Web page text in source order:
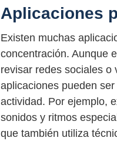
Aplicaciones
Existen muchas
concentración. Aunque
revisar redes sociales o
aplicaciones pueden
actividad. Por ejemplo,
sonidos y ritmos
que también utiliza